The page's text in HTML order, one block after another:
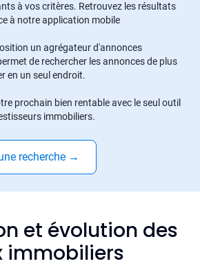
à vos critères. Retrouvez les résultats
à notre application mobile
un agrégateur d'annonces
de rechercher les annonces de plus
en un seul endroit.
prochain bien rentable avec le seul outil
immobiliers.
recherche →
et évolution des
immobiliers